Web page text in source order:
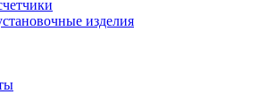
изделия